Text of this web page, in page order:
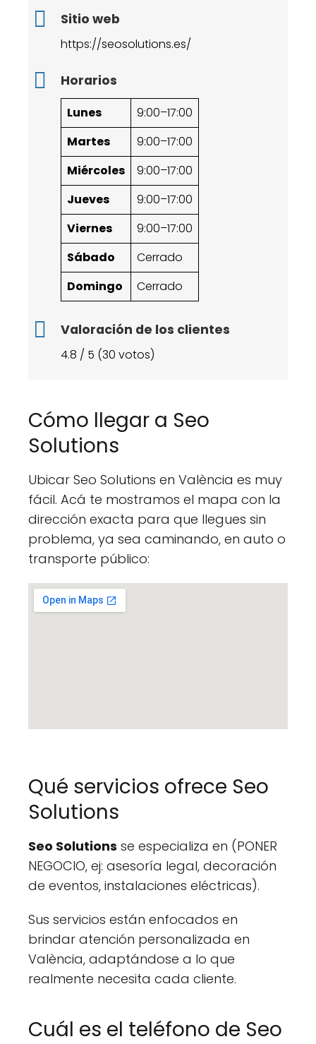
Sitio web
https://seosolutions.es/
Horarios
Lunes
9:00–17:00
Martes
9:00–17:00
Miércoles
9:00–17:00
Jueves
9:00–17:00
Viernes
9:00–17:00
Sábado
Cerrado
Domingo
Cerrado
Valoración de los clientes
4.8 / 5 (30 votos)
Cómo llegar a Seo
Solutions
Ubicar Seo Solutions en València es muy
fácil. Acá te mostramos el mapa con la
dirección exacta para que llegues sin
problema, ya sea caminando, en auto o
transporte público:
Qué servicios ofrece Seo
Solutions
Seo Solutions se especializa en (PONER
NEGOCIO, ej: asesoría legal, decoración
de eventos, instalaciones eléctricas).
Sus servicios están enfocados en
brindar atención personalizada en
València, adaptándose a lo que
realmente necesita cada cliente.
Cuál es el teléfono de Seo